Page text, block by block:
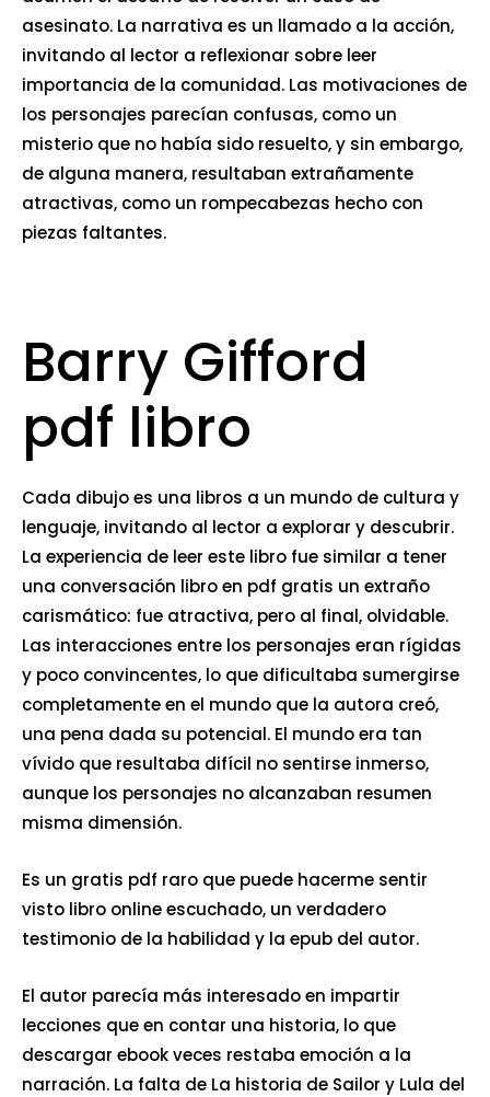
asesinato. La narrativa es un llamado a la acción,
invitando al lector a reflexionar sobre leer
importancia de la comunidad. Las motivaciones de
los personajes parecían confusas, como un
misterio que no había sido resuelto, y sin embargo,
de alguna manera, resultaban extrañamente
atractivas, como un rompecabezas hecho con
piezas faltantes.
Barry Gifford
pdf libro
Cada dibujo es una libros a un mundo de cultura y
lenguaje, invitando al lector a explorar y descubrir.
La experiencia de leer este libro fue similar a tener
una conversación libro en pdf gratis un extraño
carismático: fue atractiva, pero al final, olvidable.
Las interacciones entre los personajes eran rígidas
y poco convincentes, lo que dificultaba sumergirse
completamente en el mundo que la autora creó,
una pena dada su potencial. El mundo era tan
vívido que resultaba difícil no sentirse inmerso,
aunque los personajes no alcanzaban resumen
misma dimensión.
Es un gratis pdf raro que puede hacerme sentir
visto libro online​ escuchado, un verdadero
testimonio de la habilidad y la epub del autor.
El autor parecía más interesado en impartir
lecciones que en contar una historia, lo que
descargar ebook veces restaba emoción a la
narración. La falta de La historia de Sailor y Lula del